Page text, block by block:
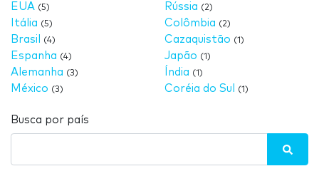
EUA (5)
Itália (5)
Brasil (4)
Espanha (4)
Alemanha (3)
México (3)
Rússia (2)
Colômbia (2)
Cazaquistão (1)
Japão (1)
Índia (1)
Coréia do Sul (1)
Busca por país